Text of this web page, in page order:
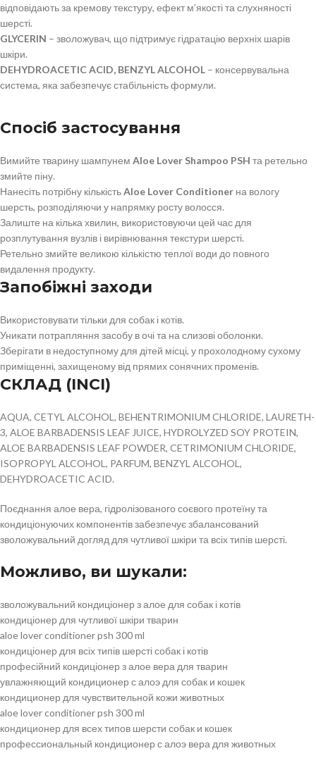
відповідають за кремову текстуру, ефект м’якості та слухняності
шерсті.
GLYCERIN – зволожувач, що підтримує гідратацію верхніх шарів
шкіри.
DEHYDROACETIC ACID, BENZYL ALCOHOL – консервувальна
система, яка забезпечує стабільність формули.
Спосіб застосування
Вимийте тварину шампунем Aloe Lover Shampoo PSH та ретельно
змийте піну.
Нанесіть потрібну кількістьAloe Lover Conditioner на вологу
шерсть, розподіляючи у напрямку росту волосся.
Залиште на кілька хвилин, використовуючи цей час для
розплутування вузлів і вирівнювання текстури шерсті.
Ретельно змийте великою кількістю теплої води до повного
видалення продукту.
Запобіжні заходи
Використовувати тільки для собак і котів.
Уникати потрапляння засобу в очі та на слизові оболонки.
Зберігати в недоступному для дітей місці, у прохолодному сухому
приміщенні, захищеному від прямих сонячних променів.
СКЛАД (INCI)
AQUA, CETYL ALCOHOL, BEHENTRIMONIUM CHLORIDE, LAURETH-
3, ALOE BARBADENSIS LEAF JUICE, HYDROLYZED SOY PROTEIN,
ALOE BARBADENSIS LEAF POWDER, CETRIMONIUM CHLORIDE,
ISOPROPYL ALCOHOL, PARFUM, BENZYL ALCOHOL,
DEHYDROACETIC ACID.
Поєднання алое вера, гідролізованого соєвого протеїну та
кондиціонуючих компонентів забезпечує збалансований
зволожувальний догляд для чутливої шкіри та всіх типів шерсті.
Можливо, ви шукали:
зволожувальний кондиціонер з алое для собак і котів
кондиціонер для чутливої шкіри тварин
aloe lover conditioner psh 300 ml
кондиціонер для всіх типів шерсті собак і котів
професійний кондиціонер з алое вера для тварин
увлажняющий кондиционер с алоэ для собак и кошек
кондиционер для чувствительной кожи животных
aloe lover conditioner psh 300 ml
кондиционер для всех типов шерсти собак и кошек
профессиональный кондиционер с алоэ вера для животных